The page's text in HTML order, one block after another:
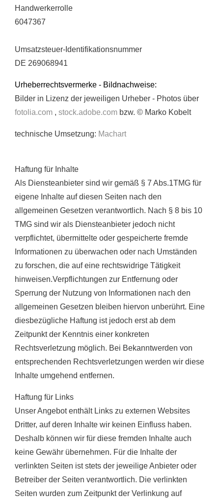
Handwerkerrolle
6047367
Umsatzsteuer-Identifikationsnummer
DE 269068941
Urheberrechtsvermerke - Bildnachweise:
Bilder in Lizenz der jeweiligen Urheber - Photos über
fotolia.com , stock.adobe.com bzw. © Marko Kobelt
technische Umsetzung: Machart
Haftung für Inhalte
Als Diensteanbieter sind wir gemäß § 7 Abs.1TMG für
eigene Inhalte auf diesen Seiten nach den
allgemeinen Gesetzen verantwortlich. Nach § 8 bis 10
TMG sind wir als Diensteanbieter jedoch nicht
verpflichtet, übermittelte oder gespeicherte fremde
Informationen zu überwachen oder nach Umständen
zu forschen, die auf eine rechtswidrige Tätigkeit
hinweisen.Verpflichtungen zur Entfernung oder
Sperrung der Nutzung von Informationen nach den
allgemeinen Gesetzen bleiben hiervon unberührt. Eine
diesbezügliche Haftung ist jedoch erst ab dem
Zeitpunkt der Kenntnis einer konkreten
Rechtsverletzung möglich. Bei Bekanntwerden von
entsprechenden Rechtsverletzungen werden wir diese
Inhalte umgehend entfernen.
Haftung für Links
Unser Angebot enthält Links zu externen Websites
Dritter, auf deren Inhalte wir keinen Einfluss haben.
Deshalb können wir für diese fremden Inhalte auch
keine Gewähr übernehmen. Für die Inhalte der
verlinkten Seiten ist stets der jeweilige Anbieter oder
Betreiber der Seiten verantwortlich. Die verlinkten
Seiten wurden zum Zeitpunkt der Verlinkung auf